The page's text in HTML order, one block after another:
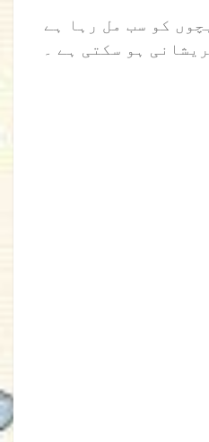
کو سب مل رہا ہے
ہو سکتی ہے ۔